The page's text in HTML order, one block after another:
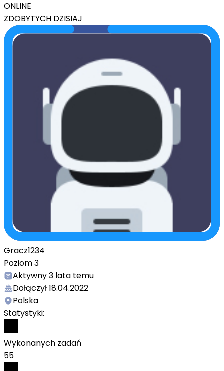
ONLINE
ZDOBYTYCH DZISIAJ
Gracz1234
Poziom3
Aktywny3 lata temu
Dołączył18.04.2022
Polska
Statystyki:
Wykonanych zadań
55